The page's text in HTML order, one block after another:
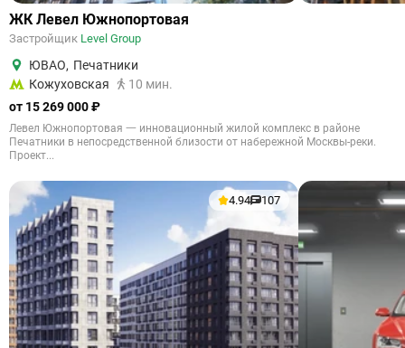
ЖК Левел Южнопортовая
Застройщик Level Group
ЮВАО, Печатники
Кожуховская
10 мин.
от 15 269 000 ₽
Левел Южнопортовая 一 инновационный жилой комплекс в районе
Печатники в непосредственной близости от набережной Москвы-реки.
Проект...
4.94 107